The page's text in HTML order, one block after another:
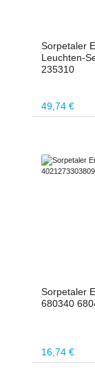
Sorpetaler
Leuchten-
235310
Regulärer
49,74 €
Sorpetaler
680340
Regulärer
16,74 €